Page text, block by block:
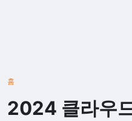
홈
2024 클라우